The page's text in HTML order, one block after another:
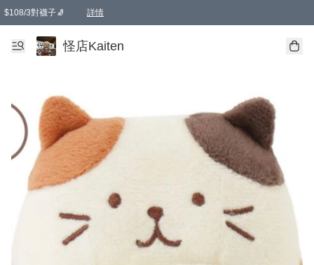
$108/3對襪子🧦 詳情
卡通傘☂️2把8折
購物滿 HKD 650.00即享免運費優惠！（適用於 本地送貨、本地取貨 )
怪店Kaiten